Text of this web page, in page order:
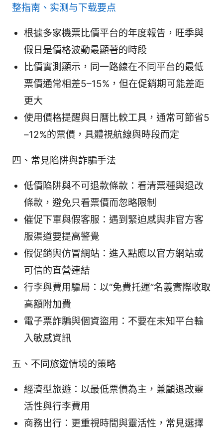
整指南、实测与下载要点
根據多家機票比價平台的年度報告，旺季與
假日是價格波動最顯著的時段
比價實測顯示，同一路線在不同平台的最低
票價通常相差5–15%，但在促銷期可能差距
更大
使用價格提醒與日曆比較工具，通常可節省5
–12%的票價，具體視航線與時段而定
四、常見陷阱與詐騙手法
低價陷阱與不可退款條款：看清票種與退改
條款，避免只看票價而忽略限制
催促下單與假客服：遇到緊迫感與非官方客
服渠道要提高警覺
假促銷與仿冒網站：進入點應以官方網站或
可信的直營連結
行李與費用騙局：以“免費托運”名義實際收取
高額附加費
電子票詐騙與個資盜用：不要在未知平台輸
入敏感資訊
五、不同旅遊情境的策略
經濟型旅遊：以最低票價為主，兼顧退改靈
活性與行李費用
商務出行：更重視時間與靈活性，常見選擇